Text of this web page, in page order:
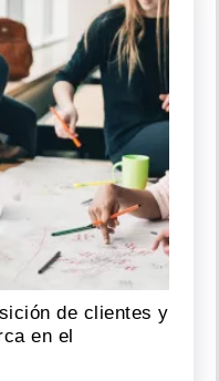
de clientes y
en el